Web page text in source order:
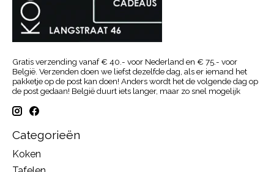
Gratis verzending vanaf € 40.- voor Nederland en € 75.- voor
België. Verzenden doen we liefst dezelfde dag, als er iemand het
pakketje op de post kan doen! Anders wordt het de volgende dag op
de post gedaan! België duurt iets langer, maar zo snel mogelijk
Categorieën
Koken